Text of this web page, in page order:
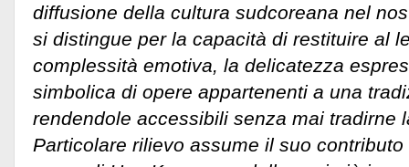
diffusione della cultura sudcoreana nel
si distingue per la capacità di restituire al
complessità emotiva, la delicatezza
simbolica di opere appartenenti a una
rendendole accessibili senza mai tradirne
Particolare rilievo assume il suo